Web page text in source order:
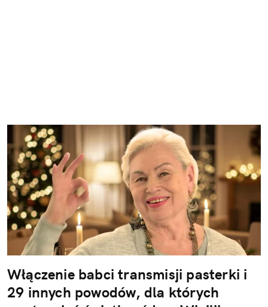
Włączenie babci transmisji pasterki i
29 innych powodów, dla których